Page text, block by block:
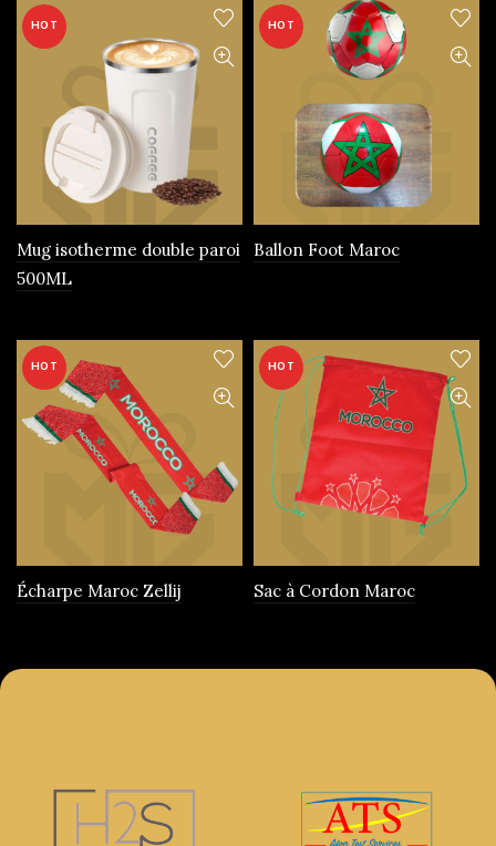
plusieurs
variations.
peuvent
choisies
page
du
HOT
Mug isotherme double paroi
500ML
HOT
Ballon Foot Maroc
HOT
Écharpe Maroc Zellij
HOT
Sac à Cordon Maroc